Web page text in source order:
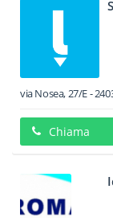
via Nosea, 27/E-
Chiama